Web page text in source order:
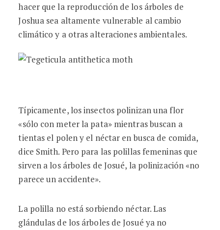
hacer que la reproducción de los árboles de
Joshua sea altamente vulnerable al cambio
climático y a otras alteraciones ambientales.
Típicamente, los insectos polinizan una flor
«sólo con meter la pata» mientras buscan a
tientas el polen y el néctar en busca de comida,
dice Smith. Pero para las polillas femeninas que
sirven a los árboles de Josué, la polinización «no
parece un accidente».
La polilla no está sorbiendo néctar. Las
glándulas de los árboles de Josué ya no